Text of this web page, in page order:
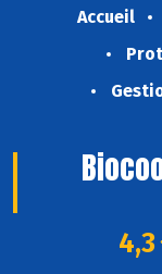
Accueil
4,3